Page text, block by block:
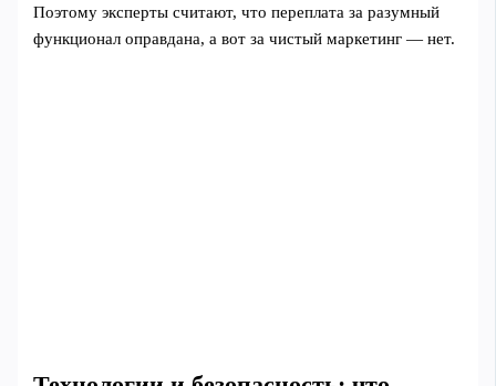
Поэтому эксперты считают, что переплата за разумный
функционал оправдана, а вот за чистый маркетинг — нет.